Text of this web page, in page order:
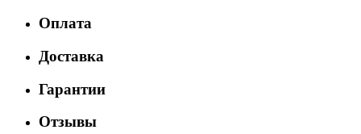
Оплата
Доставка
Гарантии
Отзывы